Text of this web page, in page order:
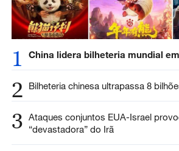
1 China lidera bilheteria mundial
2 Bilheteria chinesa ultrapassa 8
3 Ataques conjuntos EUA-Israel
“devastadora” do Irã